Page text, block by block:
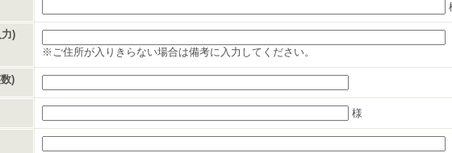
)
※ご住所が入りきらない場合は備考に入力してください。
)
様